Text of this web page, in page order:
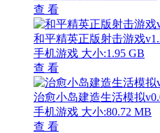
查 看
和平精英正版射击游戏
手机游戏 大小:1.95 GB
查 看
治愈小岛建造生活模拟
手机游戏 大小:80.72 MB
查 看